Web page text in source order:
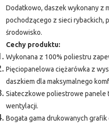
Dodatkowo, daszek wykonany z
pochodzącego z sieci rybackich,
środowisko.
Cechy produktu:
Wykonana z 100% poliestru
Pięciopanelowa ciężarówka z
daszkiem dla maksymalnego
Siateczkowe poliestrowe panele
wentylacji.
Bogata gama drukowanych